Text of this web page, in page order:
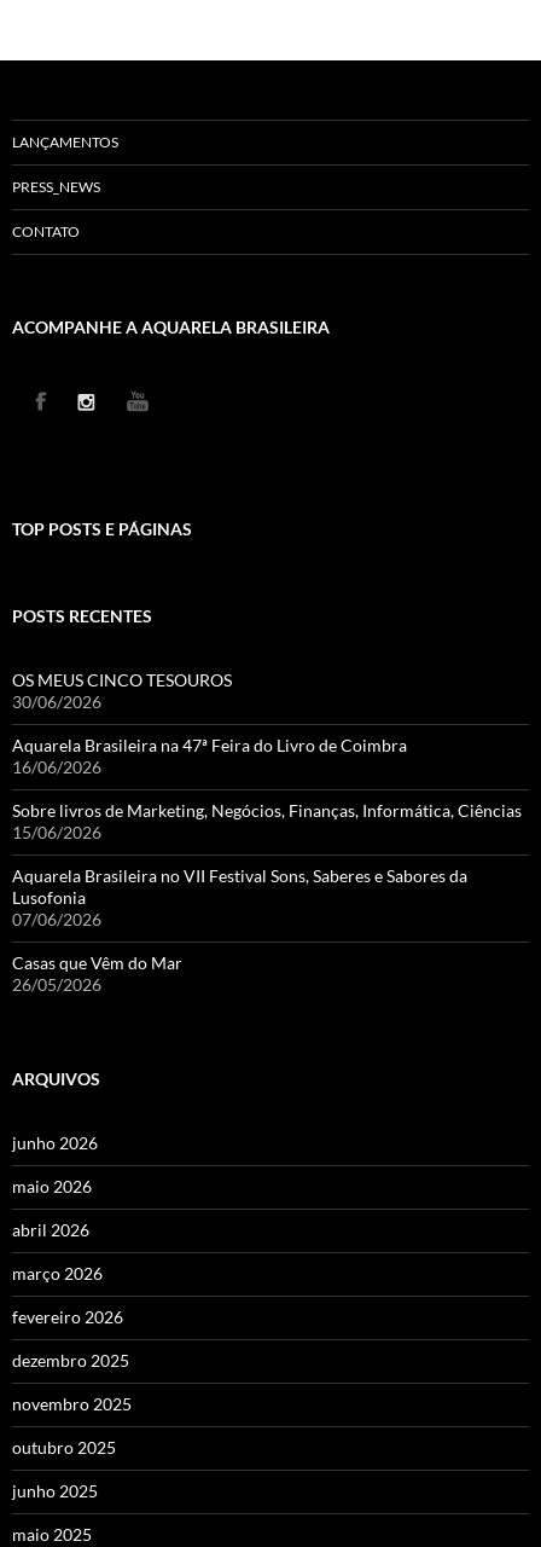
LANÇAMENTOS
PRESS_NEWS
CONTATO
ACOMPANHE A AQUARELA BRASILEIRA
TOP POSTS E PÁGINAS
POSTS RECENTES
OS MEUS CINCO TESOUROS
30/06/2026
Aquarela Brasileira na 47ª Feira do Livro de Coimbra
16/06/2026
Sobre livros de Marketing, Negócios, Finanças, Informática, Ciências
15/06/2026
Aquarela Brasileira no VII Festival Sons, Saberes e Sabores da
Lusofonia
07/06/2026
Casas que Vêm do Mar
26/05/2026
ARQUIVOS
junho 2026
maio 2026
abril 2026
março 2026
fevereiro 2026
dezembro 2025
novembro 2025
outubro 2025
junho 2025
maio 2025